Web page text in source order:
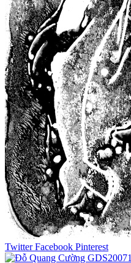
TwitterFacebook Pinterest